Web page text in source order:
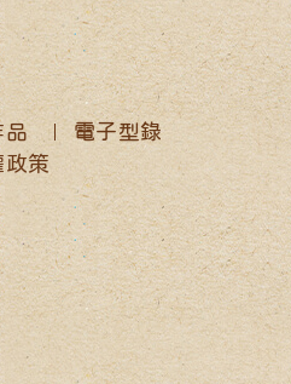
品
電子型錄
政策